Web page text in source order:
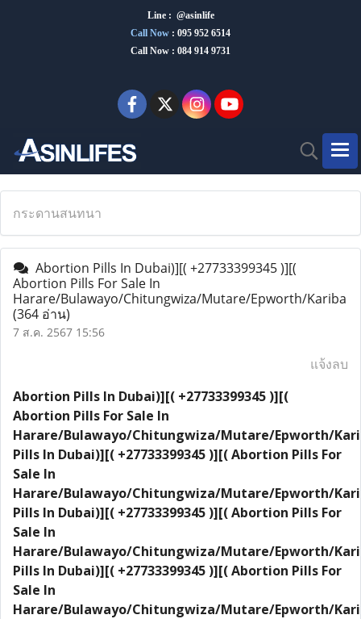
Line : @asinlife
Call Now : 095 952 6514
Call Now : 084 914 9731
กระดานสนทนา
Abortion Pills In Dubai)][( +27733399345 )][(
Abortion Pills For Sale In
Harare/Bulawayo/Chitungwiza/Mutare/Epworth/Kariba
(364 อ่าน)
7 ส.ค. 2567 15:56
แจ้งลบ
Abortion Pills In Dubai)][( +27733399345 )][(
Abortion Pills For Sale In
Harare/Bulawayo/Chitungwiza/Mutare/Epworth/
Pills In Dubai)][( +27733399345 )][( Abortion Pills For
Sale In
Harare/Bulawayo/Chitungwiza/Mutare/Epworth/
Pills In Dubai)][( +27733399345 )][( Abortion Pills For
Sale In
Harare/Bulawayo/Chitungwiza/Mutare/Epworth/
Pills In Dubai)][( +27733399345 )][( Abortion Pills For
Sale In
Harare/Bulawayo/Chitungwiza/Mutare/Epworth/